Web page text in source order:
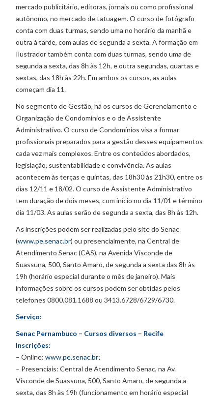
mercado publicitário, editoras, jornais ou como profissional
autônomo, no mercado de tatuagem. O curso de fotógrafo
conta com duas turmas, sendo uma no horário da manhã e
outra à tarde, com aulas de segunda a sexta. A formação em
Ilustrador também conta com duas turmas, sendo uma de
segunda a sexta, das 8h às 12h, e outra segundas, quartas e
sextas, das 18h às 22h. Em ambos os cursos, as aulas
começam dia 11.
No segmento de Gestão, há os cursos de Gerenciamento e
Organização de Condomínios e o de Assistente
Administrativo. O curso de Condomínios visa a formar
profissionais preparados para a gestão desses equipamentos
cada vez mais complexos. Entre os conteúdos abordados,
legislação, sustentabilidade e convivência. As aulas
acontecem às terças e quintas, das 18h30 às 21h30, entre os
dias 12/11 e 18/02. O curso de Assistente Administrativo
tem duração de dois meses, com início no dia 11/01 e término
dia 11/03. As aulas serão de segunda a sexta, das 8h às 12h.
As inscrições podem ser realizadas pelo site do Senac
(www.pe.senac.br) ou presencialmente, na Central de
Atendimento Senac (CAS), na Avenida Visconde de
Suassuna, 500, Santo Amaro, de segunda a sexta das 8h às
19h (horário especial durante o mês de janeiro). Mais
informações sobre os cursos podem ser obtidas pelos
telefones 0800.081.1688 ou 3413.6728/6729/6730.
Serviço:
Senac Pernambuco – Cursos diversos – Recife
Inscrições:
– Online:www.pe.senac.br;
– Presenciais: Central de Atendimento Senac, na Av.
Visconde de Suassuna, 500, Santo Amaro, de segunda a
sexta, das 8h às 19h (funcionamento em horário especial